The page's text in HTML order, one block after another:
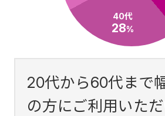
40代
28%
20代から60代まで
の方にご利用いた